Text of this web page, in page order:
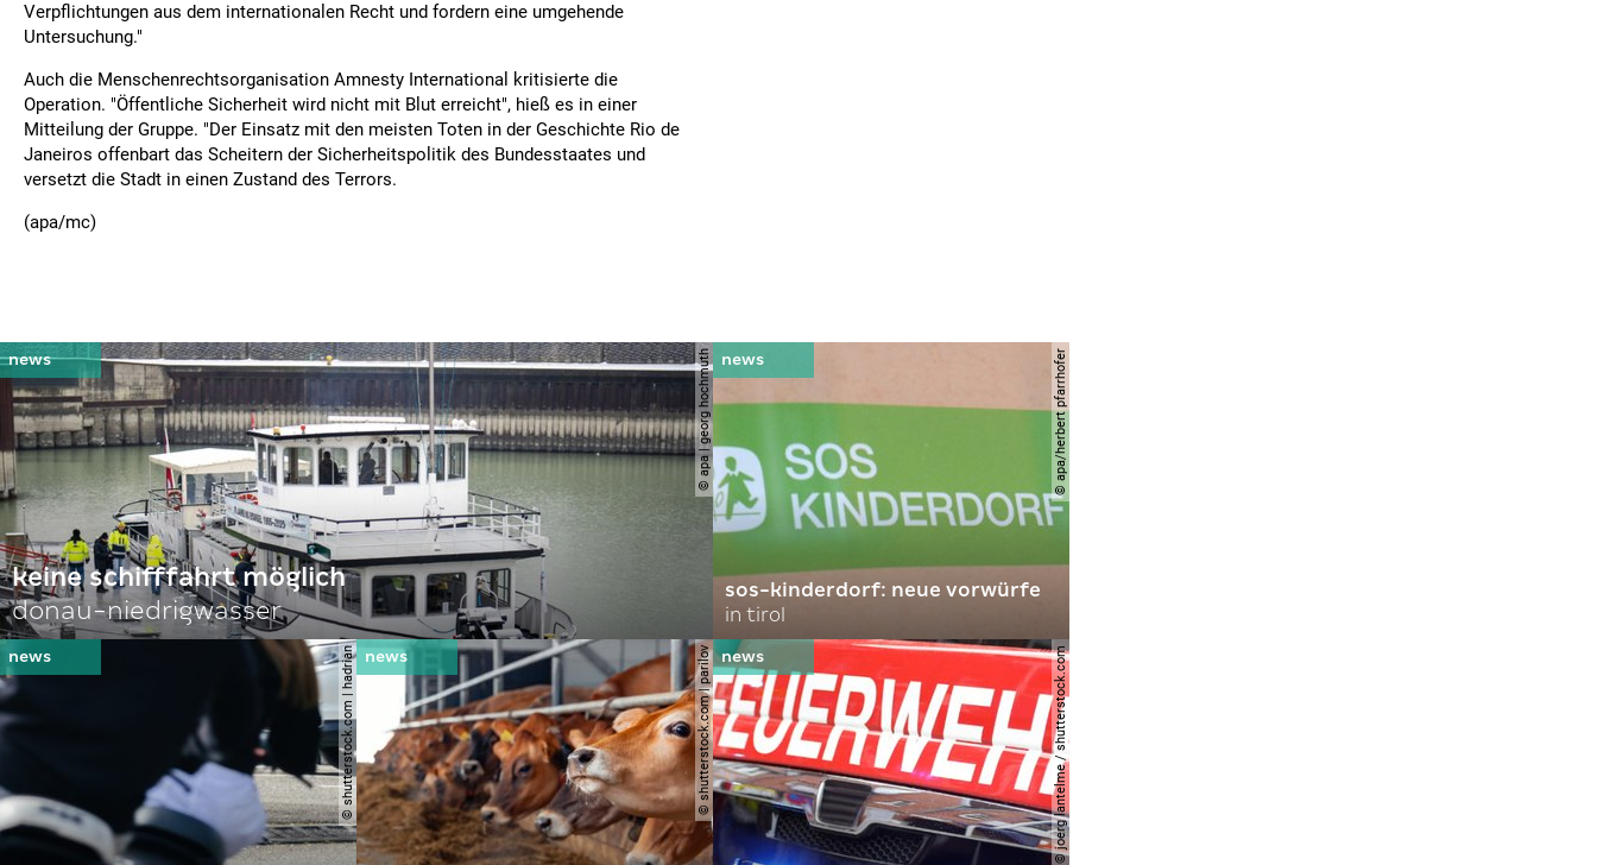
Verpflichtungen aus dem internationalen Recht und fordern eine umgehende
Untersuchung."
Auch die Menschenrechtsorganisation Amnesty International kritisierte die
Operation. "Öffentliche Sicherheit wird nicht mit Blut erreicht", hieß es in einer
Mitteilung der Gruppe. "Der Einsatz mit den meisten Toten in der Geschichte Rio de
Janeiros offenbart das Scheitern der Sicherheitspolitik des Bundesstaates und
versetzt die Stadt in einen Zustand des Terrors.
(apa/mc)
© apa | georg hochmuth
keine schifffahrt möglich
donau-niedrigwasser
© apa/herbert pfarrhofer
sos-kinderdorf: neue vorwürfe
in tirol
© shutterstock.com | hadrian © shutterstock.com | parilov © joerg lantelme / shutterstock.com